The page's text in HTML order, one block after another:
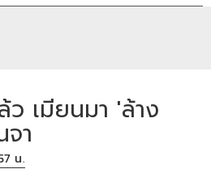
เมียนมา 'ล้าง
า
น.